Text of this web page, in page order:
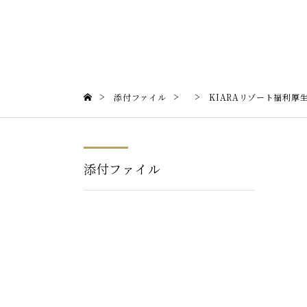
> 添付ファイル > > KIARAリゾート福利厚
添付ファイル